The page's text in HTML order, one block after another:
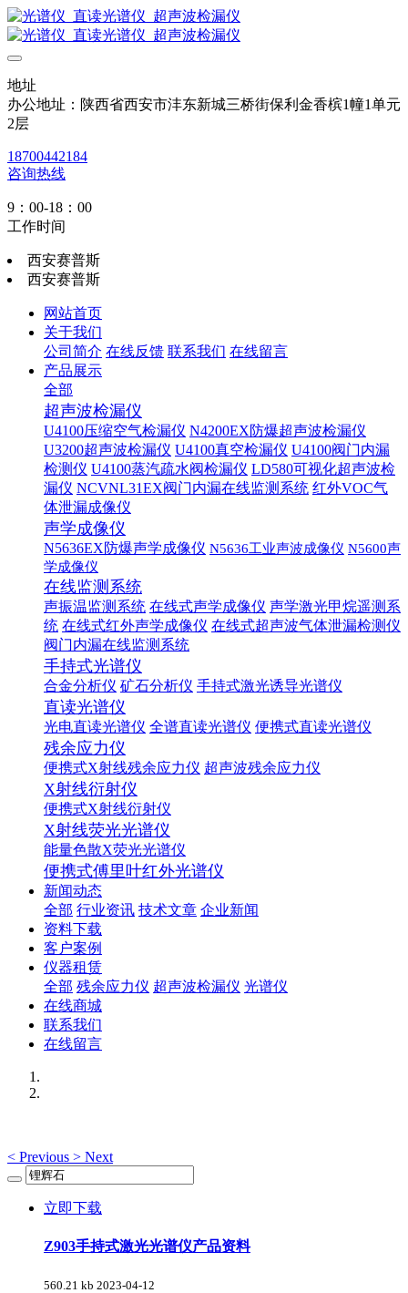
地址
办公地址：陕西省西安市沣东新城三桥街保利金香槟1幢1单元
2层
18700442184
咨询热线
9：00-18：00
工作时间
西安赛普斯
西安赛普斯
网站首页
关于我们
公司简介 在线反馈 联系我们 在线留言
产品展示
全部
超声波检漏仪
U4100压缩空气检漏仪 N4200EX防爆超声波检漏仪
U3200超声波检漏仪 U4100真空检漏仪 U4100阀门内漏
检测仪 U4100蒸汽疏水阀检漏仪 LD580可视化超声波检
漏仪 NCVNL31EX阀门内漏在线监测系统 红外VOC气
体泄漏成像仪
声学成像仪
N5636EX防爆声学成像仪 N5636工业声波成像仪 N5600声
学成像仪
在线监测系统
声振温监测系统 在线式声学成像仪 声学激光甲烷遥测系
统 在线式红外声学成像仪 在线式超声波气体泄漏检测仪
阀门内漏在线监测系统
手持式光谱仪
合金分析仪 矿石分析仪 手持式激光诱导光谱仪
直读光谱仪
光电直读光谱仪 全谱直读光谱仪 便携式直读光谱仪
残余应力仪
便携式X射线残余应力仪 超声波残余应力仪
X射线衍射仪
便携式X射线衍射仪
X射线荧光光谱仪
能量色散X荧光光谱仪
便携式傅里叶红外光谱仪
新闻动态
全部 行业资讯 技术文章 企业新闻
资料下载
客户案例
仪器租赁
全部 残余应力仪 超声波检漏仪 光谱仪
在线商城
联系我们
在线留言
< Previous > Next
立即下载
Z903手持式激光光谱仪产品资料
560.21 kb 2023-04-12